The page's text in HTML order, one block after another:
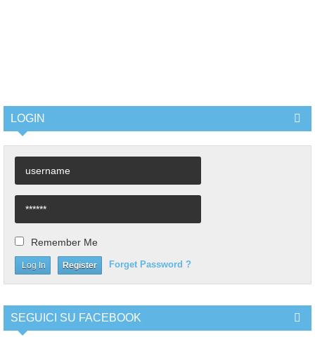
LOGIN
Remember Me
Forget Password ?
Register
SEGUICI SU FACEBOOK